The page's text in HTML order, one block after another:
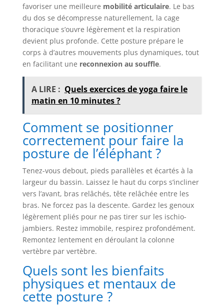
favoriser une meilleure mobilité articulaire. Le bas
du dos se décompresse naturellement, la cage
thoracique s’ouvre légèrement et la respiration
devient plus profonde. Cette posture prépare le
corps à d’autres mouvements plus dynamiques, tout
en facilitant une reconnexion au souffle.
A LIRE : Quels exercices de yoga faire le
matin en 10 minutes ?
Comment se positionner
correctement pour faire la
posture de l’éléphant ?
Tenez-vous debout, pieds parallèles et écartés à la
largeur du bassin. Laissez le haut du corps s’incliner
vers l’avant, bras relâchés, tête relâchée entre les
bras. Ne forcez pas la descente. Gardez les genoux
légèrement pliés pour ne pas tirer sur les ischio-
jambiers. Restez immobile, respirez profondément.
Remontez lentement en déroulant la colonne
vertèbre par vertèbre.
Quels sont les bienfaits
physiques et mentaux de
cette posture ?